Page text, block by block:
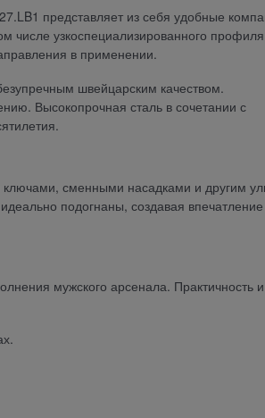
представляет из себя удобные
числе узкоспециализированного
в применении.
швейцарским качеством.
Высокопрочная сталь в сочетании с
ключами, сменными насадками и другим
подогнаны, создавая впечатление
мужского арсенала. Практичность и